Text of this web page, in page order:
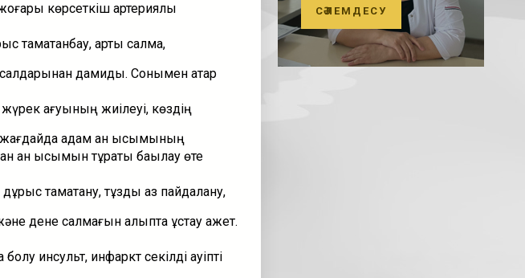
көрсеткіш артериялық
тамақтанбау, артық салмақ,
дамиды. Сонымен қатар
қағуының жиілеуі, көздің
адам қан қысымының
қан қысымын тұрақты бақылау өте
тамақтану, тұзды аз пайдалану,
дене салмағын қалыпта ұстау қажет.
инсульт, инфаркт секілді қауіпті
СӘЛЕМДЕСУ